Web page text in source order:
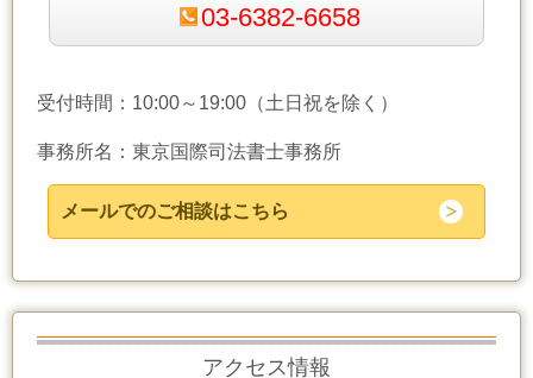
03-6382-6658
受付時間：10:00～19:00（土日祝を除く）
事務所名：東京国際司法書士事務所
メールでのご相談はこちら
アクセス情報